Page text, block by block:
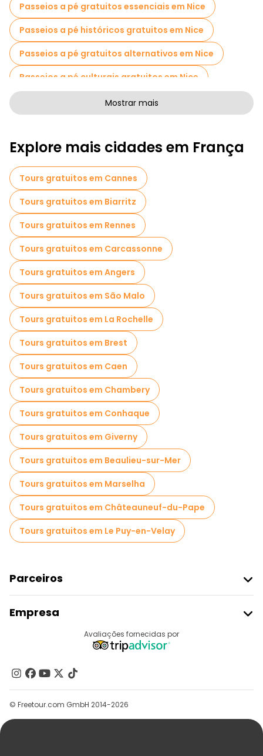
Passeios a pé gratuitos essenciais em Nice
Passeios a pé históricos gratuitos em Nice
Passeios a pé gratuitos alternativos em Nice
Passeios a pé culturais gratuitos em Nice
Passeios a pé gratuitos para famílias em Nice
Atividades esportivas em Nice
Passeios autoguiados em Nice
Visita guiada gratuita à cidade velha Nice
Visitas ao mercado em Nice
Passeios gratuitos de um dia em Nice
Passeios a pé noturnos gratuitos em Nice
Passeios de bicicleta em Nice
Passeios gastronômicos em Nice
Passeios gratuitos perto Cours Saleya
Passeios gratuitos perto Castle Hill
Mostrar mais
Explore mais cidades em França
Tours gratuitos em Cannes
Tours gratuitos em Biarritz
Tours gratuitos em Rennes
Tours gratuitos em Carcassonne
Tours gratuitos em Angers
Tours gratuitos em São Malo
Tours gratuitos em La Rochelle
Tours gratuitos em Brest
Tours gratuitos em Caen
Tours gratuitos em Chambery
Tours gratuitos em Conhaque
Tours gratuitos em Giverny
Tours gratuitos em Beaulieu-sur-Mer
Tours gratuitos em Marselha
Tours gratuitos em Châteauneuf-du-Pape
Tours gratuitos em Le Puy-en-Velay
Parceiros
Registo Do Fornecedor
Programa De Afiliados
Empresa
Contacte-Nos
Grupos
Ajuda
Avaliações fornecidas por
© Freetour.com GmbH 2014-2026